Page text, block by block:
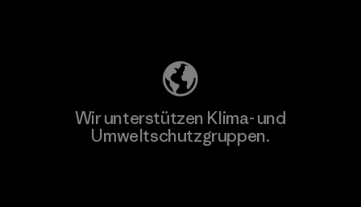
Wir unterstützen Klima- und
Umweltschutzgruppen.